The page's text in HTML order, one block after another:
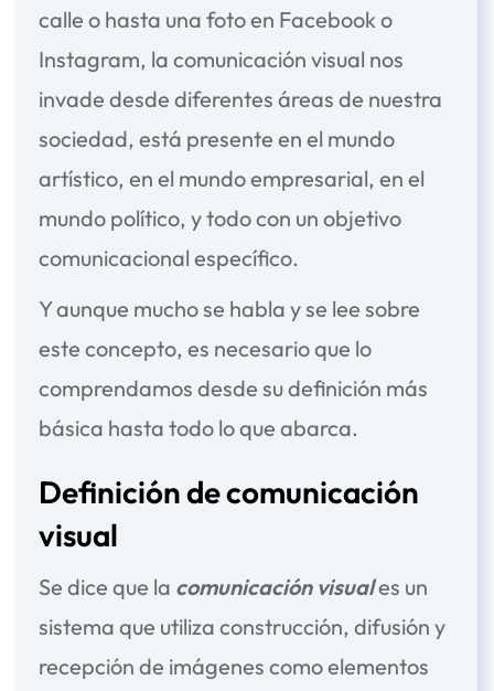
calle o hasta una foto en Facebook o
Instagram, la comunicación visual nos
invade desde diferentes áreas de nuestra
sociedad, está presente en el mundo
artístico, en el mundo empresarial, en el
mundo político, y todo con un objetivo
comunicacional específico.
Y aunque mucho se habla y se lee sobre
este concepto, es necesario que lo
comprendamos desde su definición más
básica hasta todo lo que abarca.
Definición de comunicación
visual
Se dice que la comunicación visuales un
sistema que utiliza construcción, difusión y
recepción de imágenes como elementos